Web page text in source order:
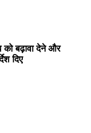
को बढ़ावा देने और
दिए